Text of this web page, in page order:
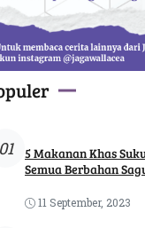
5 Makanan Khas
Semua Berbahan
11 September, 2023